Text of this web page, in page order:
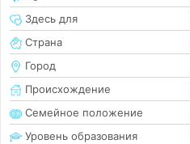
Здесь для
Страна
Город
Происхождение
Семейное положение
Уровень образования